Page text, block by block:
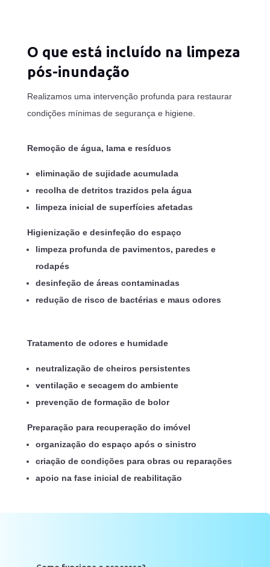
O que está incluído na limpeza
pós-inundação
Realizamos uma intervenção profunda para restaurar
condições mínimas de segurança e higiene.
Remoção de água, lama e resíduos
eliminação de sujidade acumulada
recolha de detritos trazidos pela água
limpeza inicial de superfícies afetadas
Higienização e desinfeção do espaço
limpeza profunda de pavimentos, paredes e
rodapés
desinfeção de áreas contaminadas
redução de risco de bactérias e maus odores
Tratamento de odores e humidade
neutralização de cheiros persistentes
ventilação e secagem do ambiente
prevenção de formação de bolor
Preparação para recuperação do imóvel
organização do espaço após o sinistro
criação de condições para obras ou reparações
apoio na fase inicial de reabilitação